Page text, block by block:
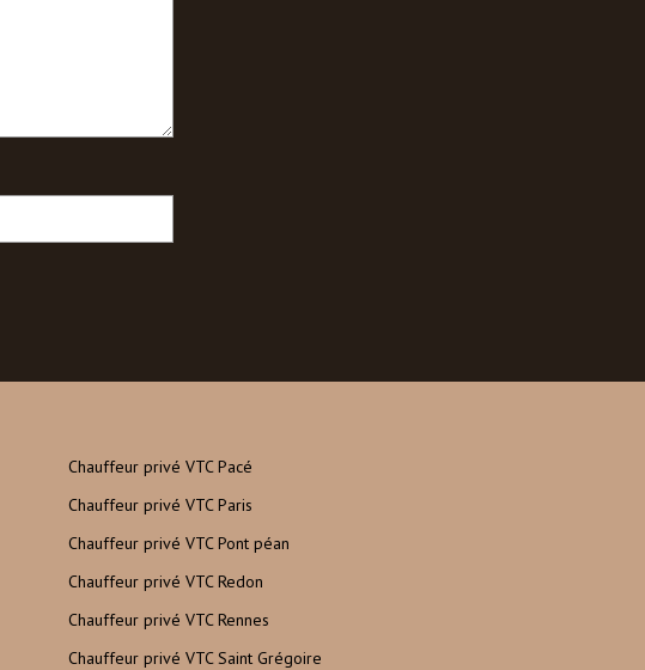
Chauffeur privé VTC Pacé
Chauffeur privé VTC Paris
Chauffeur privé VTC Pont péan
Chauffeur privé VTC Redon
Chauffeur privé VTC Rennes
Chauffeur privé VTC Saint Grégoire